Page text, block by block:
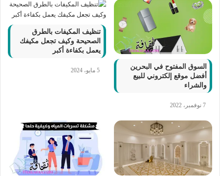
السوق المفتوح في البحرين
أفضل موقع إلكتروني للبيع
والشراء
7 نوفمبر، 2022
تنظيف المكيفات بالطرق
الصحيحة وكيف تجعل مكيفك
يعمل بكفاءة أكبر
5 مايو، 2024